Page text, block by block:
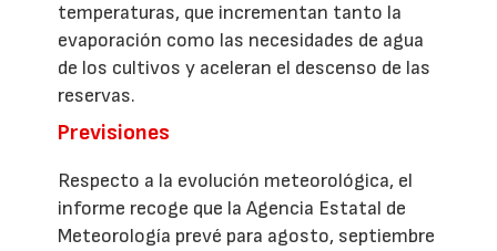
temperaturas, que incrementan tanto la
evaporación como las necesidades de agua
de los cultivos y aceleran el descenso de las
reservas.
Previsiones
Respecto a la evolución meteorológica, el
informe recoge que la Agencia Estatal de
Meteorología prevé para agosto, septiembre